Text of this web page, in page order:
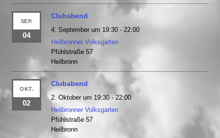
SEP.
04
Clubabend
4. September um 19:30 - 22:00
Heilbronner Volksgarten
Pfühlstraße 57
Heilbronn
OKT.
02
Clubabend
2. Oktober um 19:30-22:00
Heilbronner Volksgarten
Pfühlstraße 57
Heilbronn